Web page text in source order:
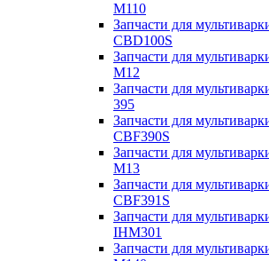
M110
Запчасти для
CBD100S
Запчасти для
M12
Запчасти для
395
Запчасти для
CBF390S
Запчасти для
M13
Запчасти для
CBF391S
Запчасти для
IHM301
Запчасти для